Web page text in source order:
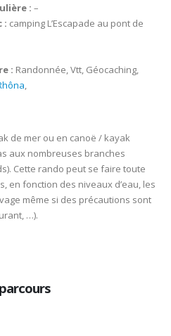
: –
: camping L’Escapade au pont de
: Randonnée, Vtt, Géocaching,
,
de mer ou en canoë / kayak
aux nombreuses branches
Cette rando peut se faire toute
en fonction des niveaux d’eau, les
même si des précautions sont
…).